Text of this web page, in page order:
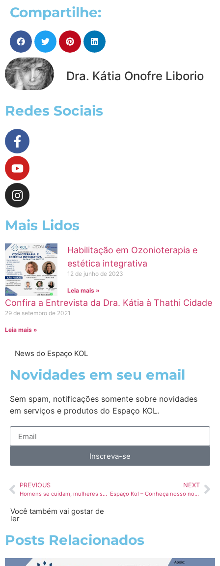
Compartilhe:
Dra. Kátia Onofre Liborio
Redes Sociais
Mais Lidos
Habilitação em Ozonioterapia e
estética integrativa
12 de junho de 2023
Leia mais »
Confira a Entrevista da Dra. Kátia à Thathi Cidade
29 de setembro de 2021
Leia mais »
News do Espaço KOL
Novidades em seu email
Sem spam, notificações somente sobre novidades
em serviços e produtos do Espaço KOL.
Inscreva-se
PREVIOUS
Homens se cuidam, mulheres se cuidam!
NEXT
Espaço Kol – Conheça nosso novo projeto
Você também vai gostar de
ler
Posts Relacionados